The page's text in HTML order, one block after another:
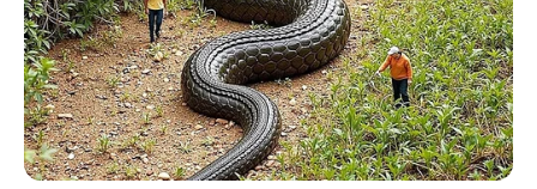
แล้ว “ขนาดล็อค” มีผลกับยอดขายไหมครับอาจารย์ ต้อง
บอกอย่างนี้ว่า ตามหลัก “ฮวงจุ้ย” แล้วขนาดของล็อคไม่ได้
มีผลมาก เท่ากับความรู้สึกของลูกค้าเวลาที่มาเห็นร้านของ
คุณ เช่นถ้าคุณขายเครื่องสำอาง ล็อคใหญ่มาก แต่พอมอง
เข้ามาแล้วมีอยู่ยี่ห้อเดียว แบบนี้คนก็ไม่กล้าเข้าร้านเหมือน